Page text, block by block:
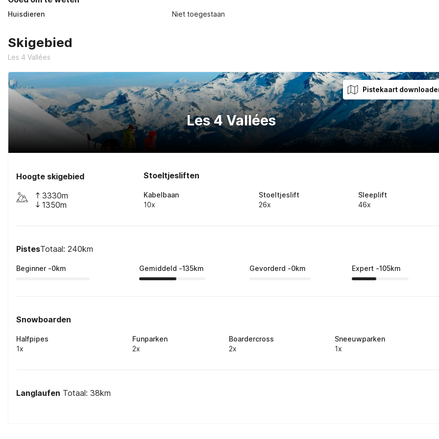
Huisdieren Niet toegestaan
Skigebied
Les 4 Vallées
Les 4 Vallées
Pistekaart
Hoogte skigebied
3330m
1350m
Stoeltjesliften
Kabelbaan
10x
Stoeltjeslift
26x
Sleeplift
46x
PistesTotaal: 240km
Beginner -0km Gemiddeld -135km Gevorderd -0km Expert -105km
Snowboarden
Halfpipes
1x
Funparken
2x
Boardercross
2x
Sneeuwparken
1x
Langlaufen Totaal: 38km